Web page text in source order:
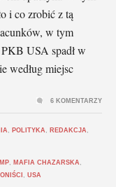
i co zrobić z tą
w tym
USA spadł w
według miejsc
POLITYKA REDAKCJA
MAFIA CHAZARSKA
USA
6 KOMENTARZY